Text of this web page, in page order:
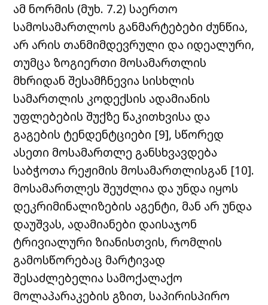
ამ ნორმის (მუხ. 7.2) საერთო
სამოსამართლოს განმარტებები ძუნწია,
არ არის თანმიმდევრული და იდეალური,
თუმცა ზოგიერთი მოსამართლის
მხრიდან შესამჩნევია სისხლის
სამართლის კოდექსის ადამიანის
უფლებების შუქზე წაკითხვისა და
გაგების ტენდენტციები [9], სწორედ
ასეთი მოსამართლე განსხვავდება
საბჭოთა რეჟიმის მოსამართლისგან [10].
მოსამართლეს შეუძლია და უნდა იყოს
დეკრიმინალიზების აგენტი, მან არ უნდა
დაუშვას, ადამიანები დაისაჯონ
ტრივიალური ზიანისთვის, რომლის
გამოსწორებაც მარტივად
შესაძლებელია სამოქალაქო
მოლაპარაკების გზით, საპირისპირო